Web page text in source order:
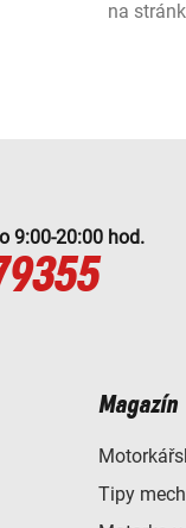
na
9:00-20:00 hod.
Magazín
Tipy